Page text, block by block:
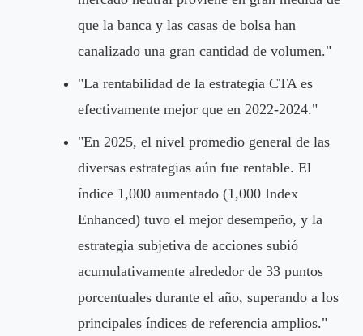
que la banca y las casas de bolsa han
canalizado una gran cantidad de volumen."
"La rentabilidad de la estrategia CTA es
efectivamente mejor que en 2022-2024."
"En 2025, el nivel promedio general de las
diversas estrategias aún fue rentable. El
índice 1,000 aumentado (1,000 Index
Enhanced) tuvo el mejor desempeño, y la
estrategia subjetiva de acciones subió
acumulativamente alrededor de 33 puntos
porcentuales durante el año, superando a los
principales índices de referencia amplios."